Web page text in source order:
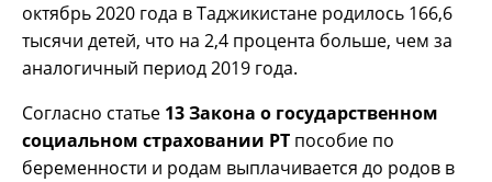
октябрь 2020 года в Таджикистане родилось 166,6
тысячи детей, что на 2,4 процента больше, чем за
аналогичный период 2019 года.
Согласно статье 13 Закона о государственном
социальном страховании РТ пособие по
беременности и родам выплачивается до родов в